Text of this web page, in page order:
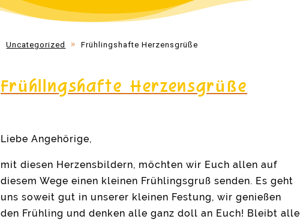
Uncategorized Frühlingshafte Herzensgrüße
Frühlingshafte Herzensgrüße
Liebe Angehörige,
mit diesen Herzensbildern, möchten wir Euch allen auf
diesem Wege einen kleinen Frühlingsgruß senden. Es geht
uns soweit gut in unserer kleinen Festung, wir genießen
den Frühling und denken alle ganz doll an Euch! Bleibt alle